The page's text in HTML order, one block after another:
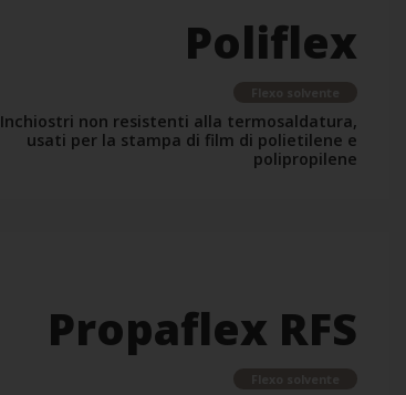
Poliflex
Inchiostri non resistenti alla termosaldatura,
usati per la stampa di film di polietilene e
polipropilene
Propaflex RFS